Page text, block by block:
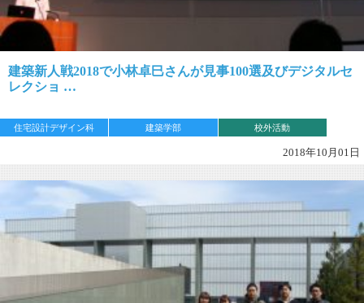
建築新人戦2018で小林卓巳さんが見事100選及びデジタルセ
レクショ …
住宅設計デザイン科 建築学部 校外活動
2018年10月01日